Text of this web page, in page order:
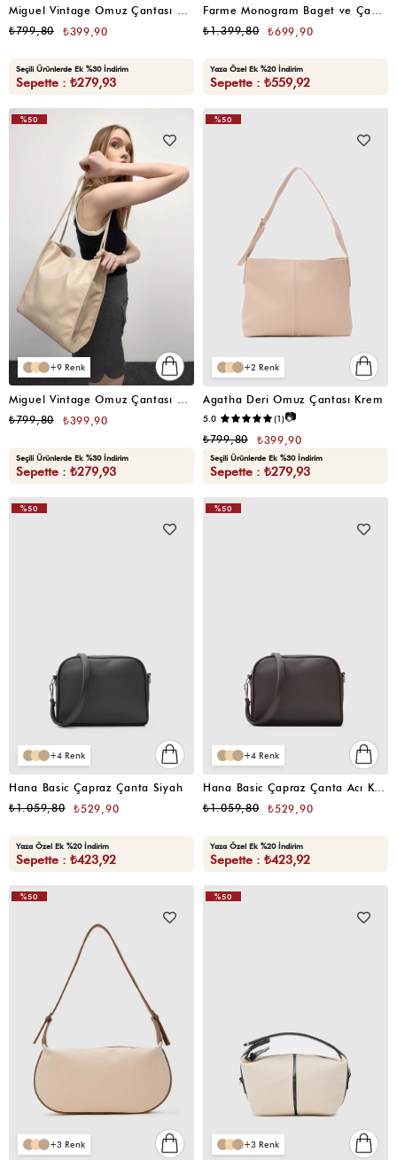
Miguel Vintage Omuz Çantası Somon
₺399,90
₺799,80
Seçili Ürünlerde Ek %30 İndirim
Sepette : ₺279,93
Farme Monogram Baget ve Çapraz Çanta Gri
₺699,90
₺1.399,80
Yaza Özel Ek %20 İndirim
Sepette : ₺559,92
9
₺399,90
₺799,80
Seçili Ürünlerde Ek %30 İndirim
Sepette : ₺279,93
%50
2
Agatha Deri Omuz Çantası Krem
5.0 (1)📷
₺399,90
₺799,80
Seçili Ürünlerde Ek %30 İndirim
Sepette : ₺279,93
%50
4
Hana Basic Çapraz Çanta Siyah
₺529,90
₺1.059,80
Yaza Özel Ek %20 İndirim
Sepette : ₺423,92
%50
4
Hana Basic Çapraz Çanta Acı Kahve
₺529,90
₺1.059,80
Yaza Özel Ek %20 İndirim
Sepette : ₺423,92
%50
3
%50
3
%50